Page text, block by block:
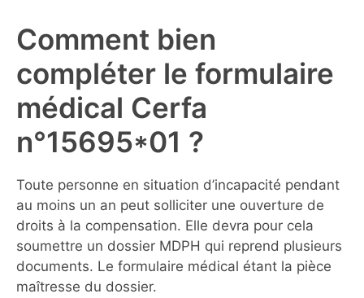
Comment bien
compléter le formulaire
médical Cerfa
n°15695*01 ?
Toute personne en situation d’incapacité pendant
au moins un an peut solliciter une ouverture de
droits à la compensation. Elle devra pour cela
soumettre un dossier MDPH qui reprend plusieurs
documents. Le formulaire médical étant la pièce
maîtresse du dossier.